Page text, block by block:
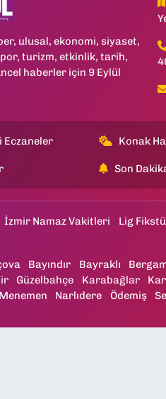
ulusal, ekonomi, siyaset,
turizm, etkinlik, tarih,
haberler için 9 Eylül
Eczaneler Konak
Son
İzmir Namaz Vakitleri Lig
Bayındır Bayraklı
Güzelbahçe Karabağlar
Menemen Narlıdere Ödemiş